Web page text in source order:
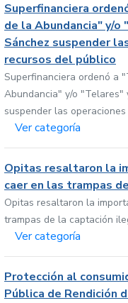
Superfinanciera
de la Abundancia" y/o
Sánchez suspender
recursos del público
Superfinanciera ordenó a
Abundancia" y/o "Telares"
suspender las
Ver categoría
Opitas resaltaron la
caer en las trampas
Opitas resaltaron la
trampas de la captación
Ver categoría
Protección al
Pública de Rendición